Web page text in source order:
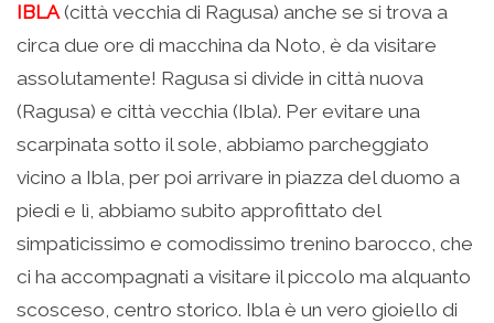
IBLA (città vecchia di Ragusa) anche se si trova a
circa due ore di macchina da Noto, è da visitare
assolutamente! Ragusa si divide in città nuova
(Ragusa) e città vecchia (Ibla). Per evitare una
scarpinata sotto il sole, abbiamo parcheggiato
vicino a Ibla, per poi arrivare in piazza del duomo a
piedi e lì, abbiamo subito approfittato del
simpaticissimo e comodissimo trenino barocco, che
ci ha accompagnati a visitare il piccolo ma alquanto
scosceso, centro storico. Ibla è un vero gioiello di